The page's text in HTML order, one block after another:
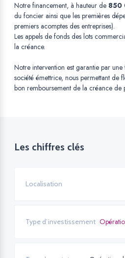
Notre financement, à hauteur de 850
du foncier ainsi que les premières
premiers acomptes des entreprises).
Les appels de fonds des lots
la créance.
Notre intervention est garantie par une
société émettrice, nous permettant de
bon remboursement de la créance de
Les chiffres clés
Localisation
Type d’investissement